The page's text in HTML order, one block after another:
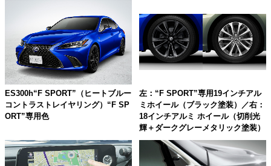
ES300h“F SPORT”（ヒートブルー
コントラストレイヤリング）“F SP
ORT”専用色
左：“F SPORT”専用19インチアル
ミホイール（ブラック塗装）／右：
18インチアルミ ホイール（切削光
輝＋ダークグレーメタリック塗装）